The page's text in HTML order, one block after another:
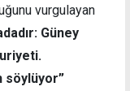
vurgulayan
Güney
söylüyor”